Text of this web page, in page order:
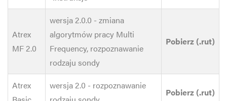
Atrex
MF 2.0
wersja 2.0.0 - zmiana
algorytmów pracy Multi
Frequency, rozpoznawanie
rodzaju sondy
Pobierz (.rut)
Atrex
wersja 2.0 - rozpoznawanie
Pobierz (.rut)